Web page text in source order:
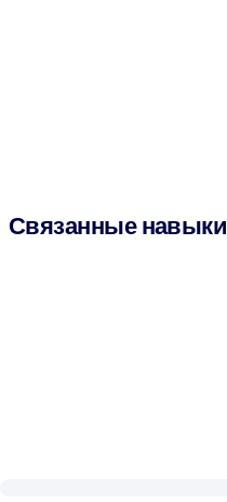
Связанные навыки